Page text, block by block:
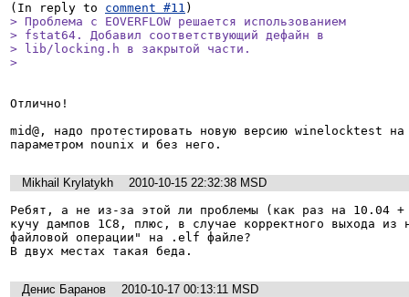
(In reply to comment #11
> Проблема с EOVERFLOW решается использованием
> fstat64. Добавил соответствующий дефайн в
> lib/locking.h в закрытой части.
>
Отлично!
mid@, надо протестировать новую версию winelocktest
параметром nounix и без него.
Mikhail Krylatykh
2010-10-15 22:32:38 MSD
Ребят, а не из-за этой ли проблемы (как раз на 10.04
кучу дампов 1С8, плюс, в случае корректного выхода из
файловой операции" на .elf файле?
Денис Баранов
2010-10-17 00:13:11 MSD